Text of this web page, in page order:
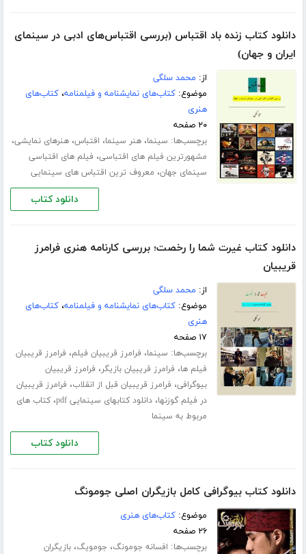
دانلود کتاب زنده باد اقتباس (بررسی اقتباس‌های ادبی در سینمای
ایران و جهان)
از: محمد سلگی
موضوع:کتاب‌های نمایشنامه و فیلمنامه،کتاب‌های
هنری
۲۰ صفحه
برچسب‌ها: سینما،هنر سینما، اقتباس،هنرهای نمایشی،
مشهورترین فیلم های اقتباسی، فیلم های اقتباسی
سینمای جهان، معروف ترین اقتباس های سینمایی
دانلود کتاب
دانلود کتاب غیرت شما را رخصت؛ بررسی کارنامه هنری فرامرز
قریبیان
از: محمد سلگی
موضوع:کتاب‌های نمایشنامه و فیلمنامه،کتاب‌های
هنری
۱۷ صفحه
برچسب‌ها: سینما، فرامرز قریبیان فیلم، فرامرز قریبیان
فیلم ها، فرامرز قریبیان بازیگر، فرامرز قریبیان
بیوگرافی، فرامرز قریبیان قبل از انقلاب، فرامرز قریبیان
در فیلم گوزنها،دانلود کتابهای سینمایی pdf ،کتاب های
مربوط به سینما
دانلود کتاب
دانلود کتاب بیوگرافی کامل بازیگران اصلی جومونگ
موضوع:کتاب‌های هنری
۲۶ صفحه
برچسب‌ها: افسانه جومونگ، جومویگ،بازیگران